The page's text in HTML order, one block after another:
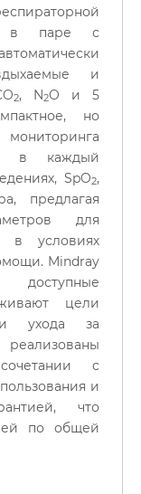
в паре с
и
2, N2O и 5
но
в каждый
SpO2,
предлагая
для
в условиях
Mindray
доступные
цели
ухода за
с
и
что
по общей